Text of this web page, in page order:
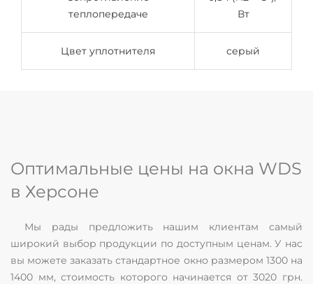
теплопередаче
Вт
Цвет уплотнителя серый
Оптимальные цены на окна WDS
в Херсоне
Мы рады предложить нашим клиентам самый
широкий выбор продукции по доступным ценам. У нас
вы можете заказать стандартное окно размером 1300 на
1400 мм, стоимость которого начинается от 3020 грн.